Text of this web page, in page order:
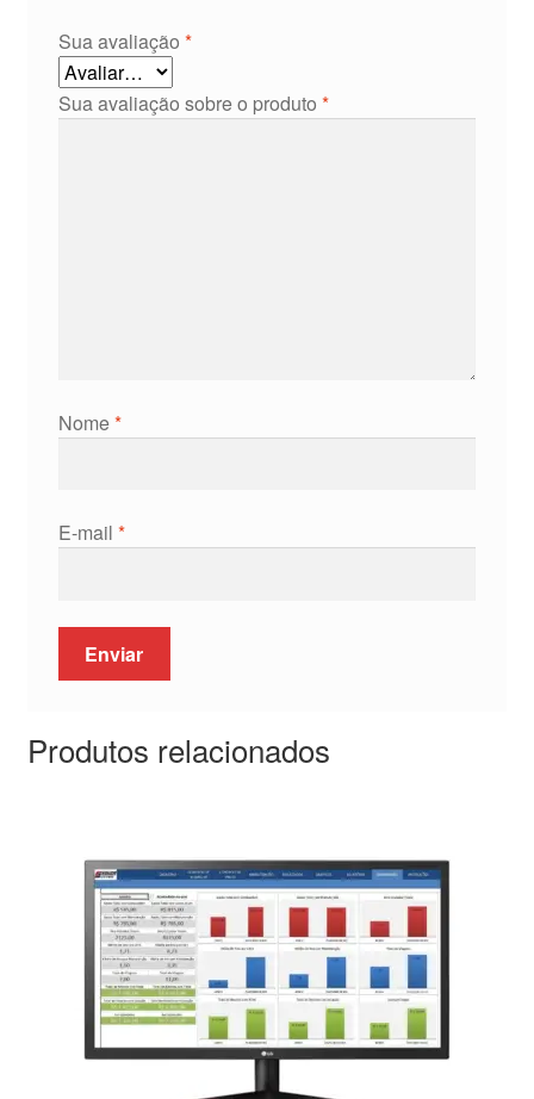
Sua avaliação *
Sua avaliação sobre o produto *
Nome*
E-mail *
Produtos relacionados